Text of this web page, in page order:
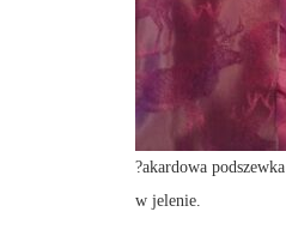
?akardowa podszewka
w jelenie.